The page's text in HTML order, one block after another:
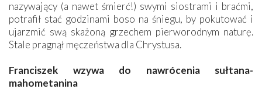
nazywający (a nawet śmierć!) swymi siostrami i braćmi,
potrafił stać godzinami boso na śniegu, by pokutować i
ujarzmić swą skażoną grzechem pierworodnym naturę.
Stale pragnął męczeństwa dla Chrystusa.
Franciszek wzywa do nawrócenia sułtana-
mahometanina